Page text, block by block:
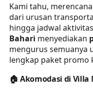
Kami tahu,
dari urusan
hingga jadwal
Bahari menyediakan
mengurus semuanya
lengkap paket promo
🏠 Akomodasi di Villa